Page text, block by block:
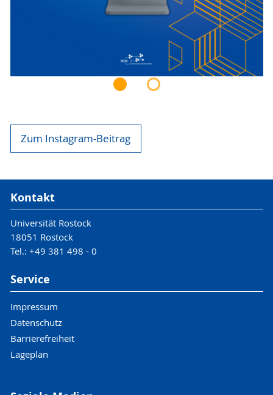
Zum Instagram-Beitrag
Kontakt
Universität Rostock
18051 Rostock
Tel.: +49 381 498 - 0
Service
Impressum
Datenschutz
Barrierefreiheit
Lageplan